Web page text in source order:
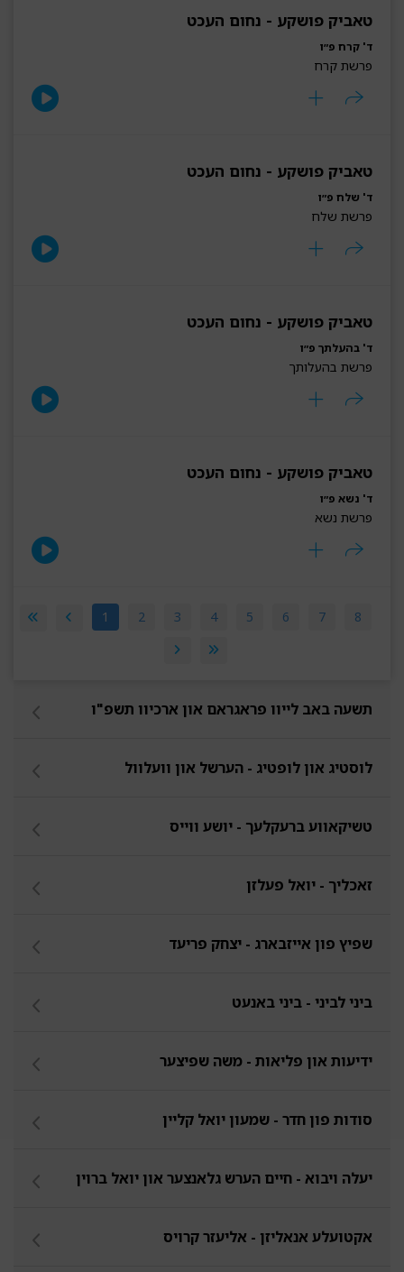
תשעה באב לייוו פראגראם און ארכיוו תשפ"ו
לוסטיג און לופטיג - הערשל און וועלוול
טשיקאווע ברעקלעך - יושע ווייס
זאכליך - יואל פעלזן
שפיץ פון אייזבארג - יצחק פריעד
ביני לביני - ביני באנעט
ידיעות און פליאות - משה שפיצער
סודות פון חדר - שמעון יואל קליין
יעלה ויבוא - חיים הערש גלאנצער און יואל ברוין
אקטועלע אנאליזן - אליעזר קרויס
טאביק פושקע - נחום העכט
ד' קרח פ״ו
פרשת קרח
טאביק פושקע - נחום העכט
ד' שלח פ״ו
פרשת שלח
טאביק פושקע - נחום העכט
ד' בהעלתך פ״ו
פרשת בהעלותך
טאביק פושקע - נחום העכט
ד' נשא פ״ו
פרשת נשא
1 2 3 4 5 6 7 8